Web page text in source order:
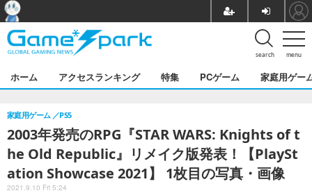
menu
search
ホーム アクセスランキング 特集 PCゲーム 家庭用ゲー
2003年発売のRPG『STAR WARS: Knights of t
he Old Republic』リメイク版発表！【PlaySt
ation Showcase 2021】 1枚目の写真・画像
家庭用ゲーム PS5
2021.9.10 Fri 5:24